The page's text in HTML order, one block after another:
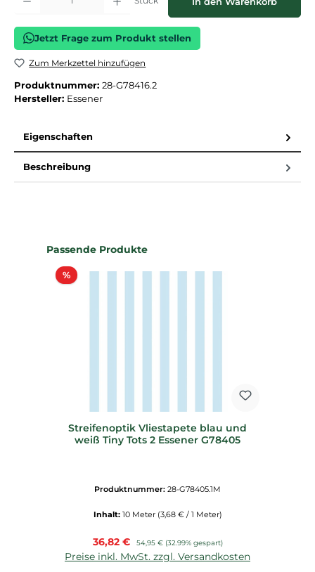
Jetzt Frage zum Produkt stellen
Zum Merkzettel hinzufügen
Produktnummer: 28-G78416.2
Hersteller: Essener
Eigenschaften
Beschreibung
Produktgalerie überspringen
Passende Produkte
%Rabatt
Streifenoptik Vliestapete blau und
weiß Tiny Tots 2 Essener G78405
Produktnummer: 28-G78405.1M
Inhalt: 10 Meter (3,68 € / 1 Meter)
Verkaufspreis:
36,82 € Regulärer Preis:
54,95 € (32.99% gespart)
Preise inkl. MwSt. zzgl. Versandkosten